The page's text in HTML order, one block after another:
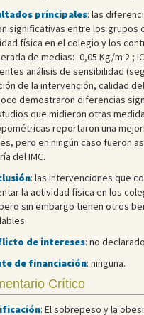
principales: las
significativas entre los grupos
física en el colegio y los
de medias: -0,05 Kg/m 2 ;
análisis de sensibilidad
de la intervención, calidad
demostraron diferencias
que midieron otras
reportaron una
pero en ningún caso fueron
del IMC.
: las intervenciones que
la actividad física en los
sin embargo tienen otros
de intereses: no
de financiación: ninguna.
Crítico
: El sobrepeso y la